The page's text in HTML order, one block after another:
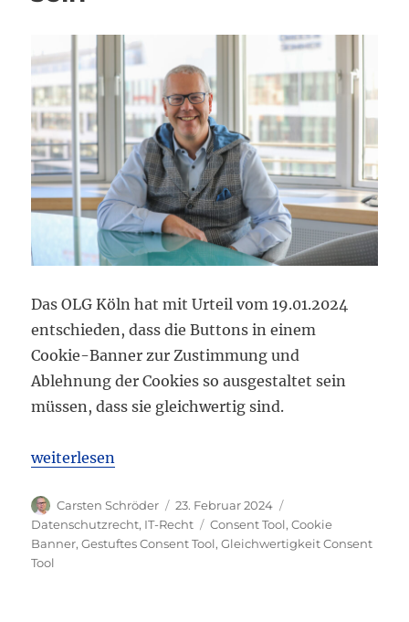
Das OLG Köln hat mit Urteil vom 19.01.2024
entschieden, dass die Buttons in einem
Cookie-Banner zur Zustimmung und
Ablehnung der Cookies so ausgestaltet sein
müssen, dass sie gleichwertig sind.
„OLG Köln: Ablehnen- und Zustimmen-Buttons
weiterlesen
Autor
Carsten Schröder
Veröffentlicht
am
23. Februar 2024
Datenschutzrecht, IT-Recht Schlagwörter
Consent Tool,Cookie
Banner,Gestuftes Consent Tool,Gleichwertigkeit Consent
Tool